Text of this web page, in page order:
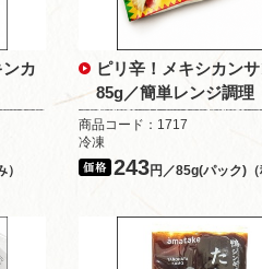
カ
ピリ辛！メキシカン
85g／簡単レンジ調理
商品コード：1717
冷凍
243円／85g(パック)